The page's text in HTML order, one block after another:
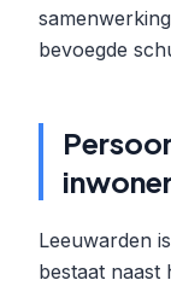
bevoegde
Leeuwarden
bestaat naast